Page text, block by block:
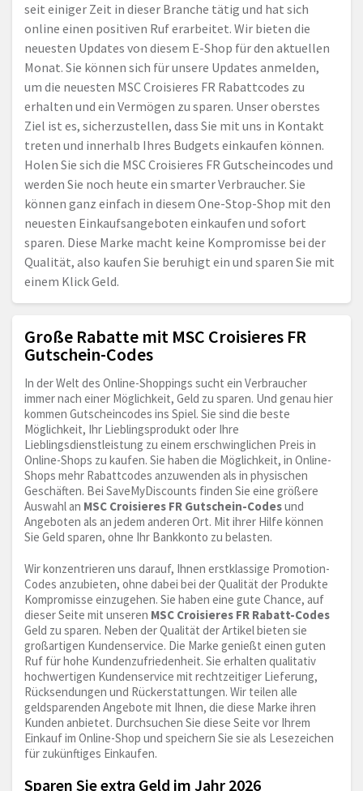
seit einiger Zeit in dieser Branche tätig und hat sich
online einen positiven Ruf erarbeitet. Wir bieten die
neuesten Updates von diesem E-Shop für den aktuellen
Monat. Sie können sich für unsere Updates anmelden,
um die neuesten MSC Croisieres FR Rabattcodes zu
erhalten und ein Vermögen zu sparen. Unser oberstes
Ziel ist es, sicherzustellen, dass Sie mit uns in Kontakt
treten und innerhalb Ihres Budgets einkaufen können.
Holen Sie sich die MSC Croisieres FR Gutscheincodes und
werden Sie noch heute ein smarter Verbraucher. Sie
können ganz einfach in diesem One-Stop-Shop mit den
neuesten Einkaufsangeboten einkaufen und sofort
sparen. Diese Marke macht keine Kompromisse bei der
Qualität, also kaufen Sie beruhigt ein und sparen Sie mit
einem Klick Geld.
Große Rabatte mit MSC Croisieres FR
Gutschein-Codes
In der Welt des Online-Shoppings sucht ein Verbraucher
immer nach einer Möglichkeit, Geld zu sparen. Und genau hier
kommen Gutscheincodes ins Spiel. Sie sind die beste
Möglichkeit, Ihr Lieblingsprodukt oder Ihre
Lieblingsdienstleistung zu einem erschwinglichen Preis in
Online-Shops zu kaufen. Sie haben die Möglichkeit, in Online-
Shops mehr Rabattcodes anzuwenden als in physischen
Geschäften. Bei SaveMyDiscounts finden Sie eine größere
Auswahl an MSC Croisieres FR Gutschein-Codesund
Angeboten als an jedem anderen Ort. Mit ihrer Hilfe können
Sie Geld sparen, ohne Ihr Bankkonto zu belasten.
Wir konzentrieren uns darauf, Ihnen erstklassige Promotion-
Codes anzubieten, ohne dabei bei der Qualität der Produkte
Kompromisse einzugehen. Sie haben eine gute Chance, auf
dieser Seite mit unseren MSC Croisieres FR Rabatt-Codes
Geld zu sparen. Neben der Qualität der Artikel bieten sie
großartigen Kundenservice. Die Marke genießt einen guten
Ruf für hohe Kundenzufriedenheit. Sie erhalten qualitativ
hochwertigen Kundenservice mit rechtzeitiger Lieferung,
Rücksendungen und Rückerstattungen. Wir teilen alle
geldsparenden Angebote mit Ihnen, die diese Marke ihren
Kunden anbietet. Durchsuchen Sie diese Seite vor Ihrem
Einkauf im Online-Shop und speichern Sie sie als Lesezeichen
für zukünftiges Einkaufen.
Sparen Sie extra Geld im Jahr 2026